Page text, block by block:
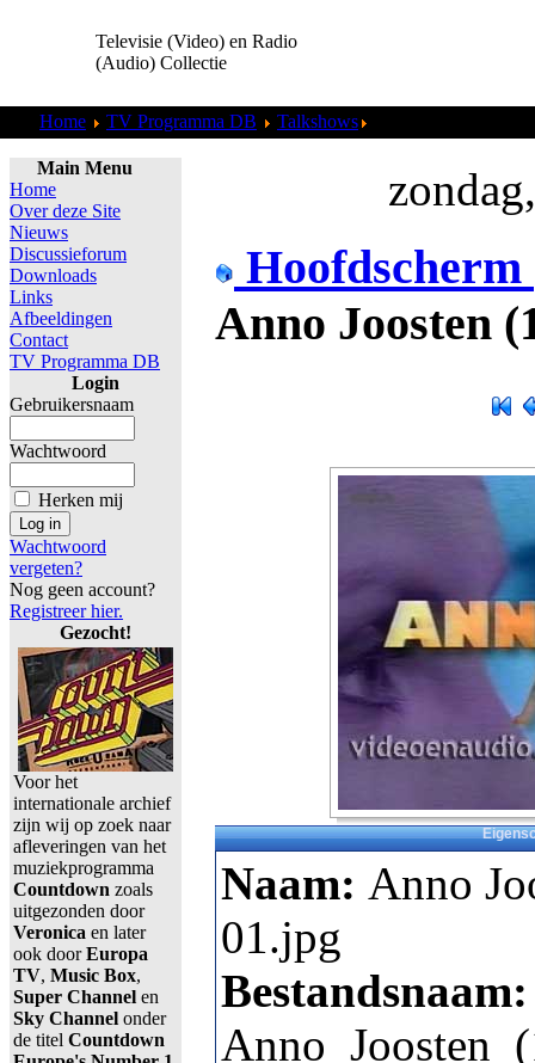
Televisie (Video) en Radio
(Audio) Collectie
Home TV Programma DB Talkshows
Main Menu
Home
Over deze Site
Nieuws
Discussieforum
Downloads
Links
Afbeeldingen
Contact
TV Programma DB
Login
Gebruikersnaam
Wachtwoord
Herken mij
Wachtwoord
vergeten?
Nog geen account?
Registreer hier.
Gezocht!
Voor het
internationale archief
zijn wij op zoek naar
afleveringen van het
muziekprogramma
Countdown zoals
uitgezonden door
Veronica en later
ook doorEuropa
TV, Music Box,
Super Channel en
Sky Channel onder
de titel Countdown
Hoofdscherm
Anno Joosten
Naam: Anno
01.jpg
Bestandsnaam: